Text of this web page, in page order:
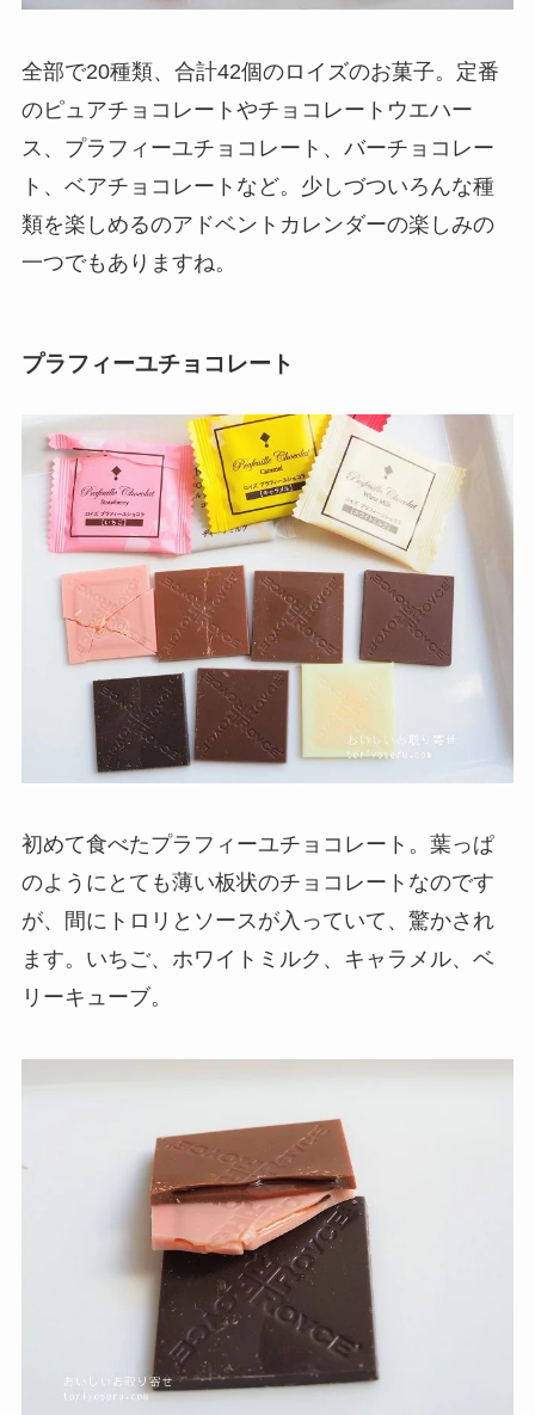
全部で20種類、合計42個のロイズのお菓子。定番
のピュアチョコレートやチョコレートウエハー
ス、プラフィーユチョコレート、バーチョコレー
ト、ベアチョコレートなど。少しづついろんな種
類を楽しめるのアドベントカレンダーの楽しみの
一つでもありますね。
プラフィーユチョコレート
初めて食べたプラフィーユチョコレート。葉っぱ
のようにとても薄い板状のチョコレートなのです
が、間にトロリとソースが入っていて、驚かされ
ます。いちご、ホワイトミルク、キャラメル、ベ
リーキューブ。